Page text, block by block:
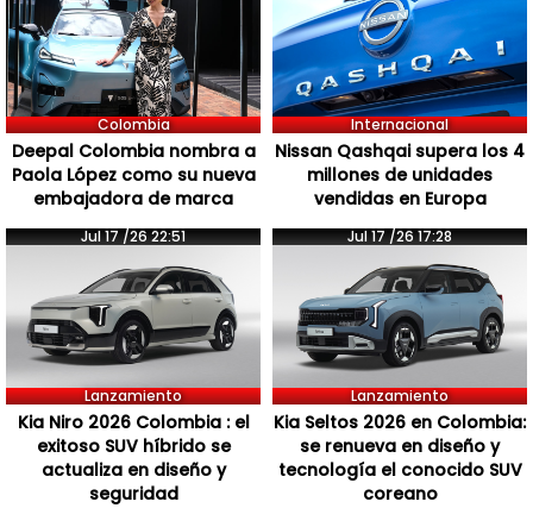
Colombia
Deepal Colombia nombra a
Paola López como su nueva
embajadora de marca
Internacional
Nissan Qashqai supera los 4
millones de unidades
vendidas en Europa
Jul 17 /26 22:51
Lanzamiento
Kia Niro 2026 Colombia : el
exitoso SUV híbrido se
actualiza en diseño y
seguridad
Jul 17 /26 17:28
Lanzamiento
Kia Seltos 2026 en Colombia:
se renueva en diseño y
tecnología el conocido SUV
coreano